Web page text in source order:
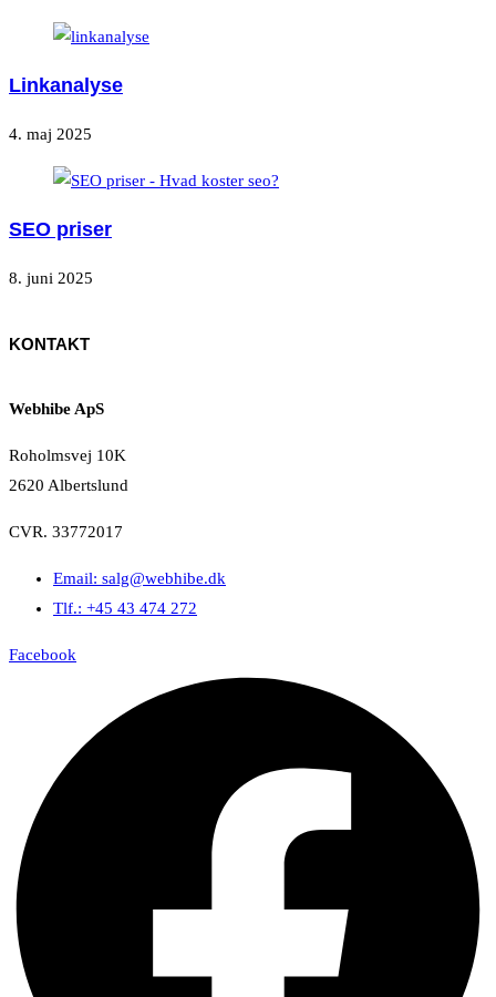
Linkanalyse
4. maj 2025
SEO priser
8. juni 2025
KONTAKT
Webhibe ApS
Roholmsvej 10K
2620 Albertslund
CVR. 33772017
Email: salg@webhibe.dk
Tlf.: +45 43 474 272
Facebook